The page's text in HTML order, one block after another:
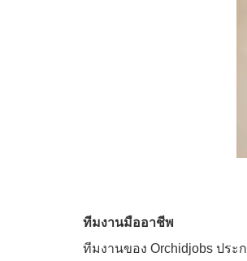
ทีมงานมืออาชีพ
ทีมงานของ Orchidjobs ปร